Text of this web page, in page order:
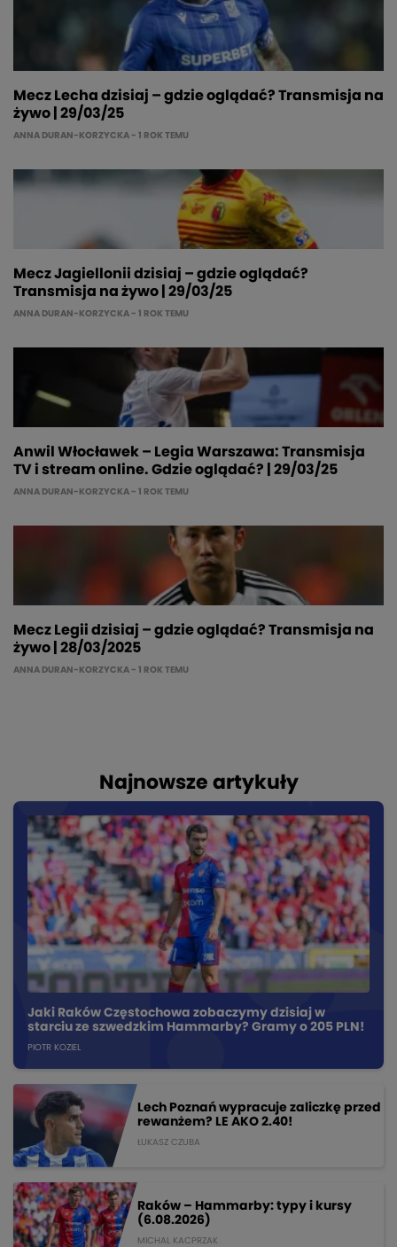
Mecz Lecha dzisiaj – gdzie oglądać? Transmisja na
żywo | 29/03/25
ANNA DURAN-KORZYCKA - 1 ROK TEMU
Mecz Jagiellonii dzisiaj – gdzie oglądać?
Transmisja na żywo | 29/03/25
ANNA DURAN-KORZYCKA - 1 ROK TEMU
Anwil Włocławek – Legia Warszawa: Transmisja
TV i stream online. Gdzie oglądać? | 29/03/25
ANNA DURAN-KORZYCKA - 1 ROK TEMU
Mecz Legii dzisiaj – gdzie oglądać? Transmisja na
żywo | 28/03/2025
ANNA DURAN-KORZYCKA - 1 ROK TEMU
Najnowsze artykuły
Jaki Raków Częstochowa zobaczymy dzisiaj w
starciu ze szwedzkim Hammarby? Gramy o 205 PLN!
PIOTR KOZIEL
Lech Poznań wypracuje zaliczkę przed
rewanżem? LE AKO 2.40!
ŁUKASZ CZUBA
Raków – Hammarby: typy i kursy
(6.08.2026)
MICHAL KACPRZAK